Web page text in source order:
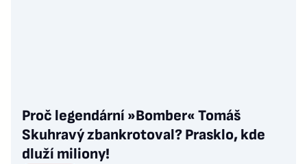
Proč legendární »Bomber« Tomáš
Skuhravý zbankrotoval? Prasklo, kde
dluží miliony!